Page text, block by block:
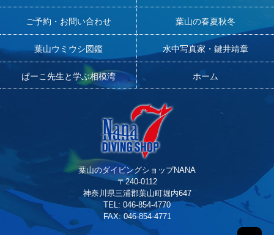
ご予約・お問い合わせ 葉山の春夏秋冬
葉山ウミウシ図鑑 水中写真家・鍵井靖章
ぱーこ先生と学ぶ相模湾 ホーム
葉山のダイビングショップNANA
〒240-0112
神奈川県三浦郡葉山町堀内647
TEL: 046-854-4770
FAX: 046-854-4771